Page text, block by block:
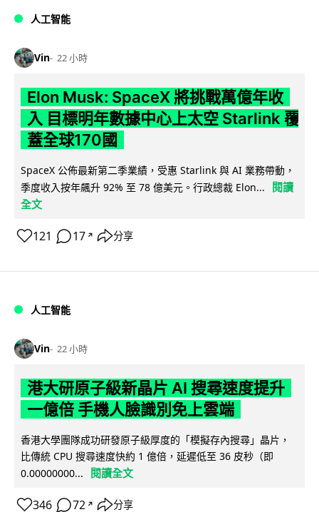
人工智能
Vin 22 小時
Elon Musk: SpaceX 將挑戰萬億年收
入 目標明年數據中心上太空 Starlink 覆
蓋全球170國
SpaceX 公佈最新第二季業績，受惠 Starlink 與 AI 業務帶動，
季度收入按年飆升 92% 至 78 億美元。行政總裁 Elon...
閱讀
全文
121 17 ↗ 分享
人工智能
Vin 22 小時
港大研原子級新晶片 AI 搜尋速度提升
一億倍 手機人臉識別免上雲端
香港大學團隊成功研發原子級厚度的「模擬存內搜尋」晶片，
比傳統 CPU 搜尋速度快約 1 億倍，延遲低至 36 皮秒（即
0.00000000...
閱讀全文
346 72 ↗ 分享